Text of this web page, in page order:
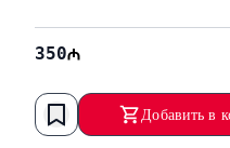
350
Добавить в